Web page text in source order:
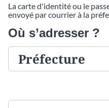
La carte d'identité ou le
envoyé par courrier à la
Où s’adresser ?
Préfecture